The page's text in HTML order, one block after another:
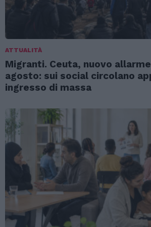
ATTUALITÀ
Migranti. Ceuta, nuovo
agosto: sui social circolano
ingresso di massa